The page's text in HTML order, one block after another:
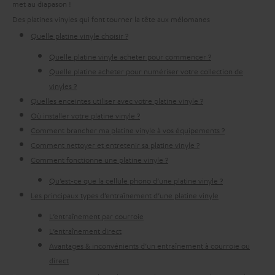
met au diapason !
Des platines vinyles qui font tourner la tête aux mélomanes
Quelle platine vinyle choisir ?
Quelle platine vinyle acheter pour commencer ?
Quelle platine acheter pour numériser votre collection de
vinyles ?
Quelles enceintes utiliser avec votre platine vinyle ?
Où installer votre platine vinyle ?
Comment brancher ma platine vinyle à vos équipements ?
Comment nettoyer et entretenir sa platine vinyle ?
Comment fonctionne une platine vinyle ?
Qu’est-ce que la cellule phono d’une platine vinyle ?
Les principaux types d’entraînement d’une platine vinyle
L’entraînement par courroie
L’entraînement direct
Avantages & inconvénients d’un entraînement à courroie ou
direct